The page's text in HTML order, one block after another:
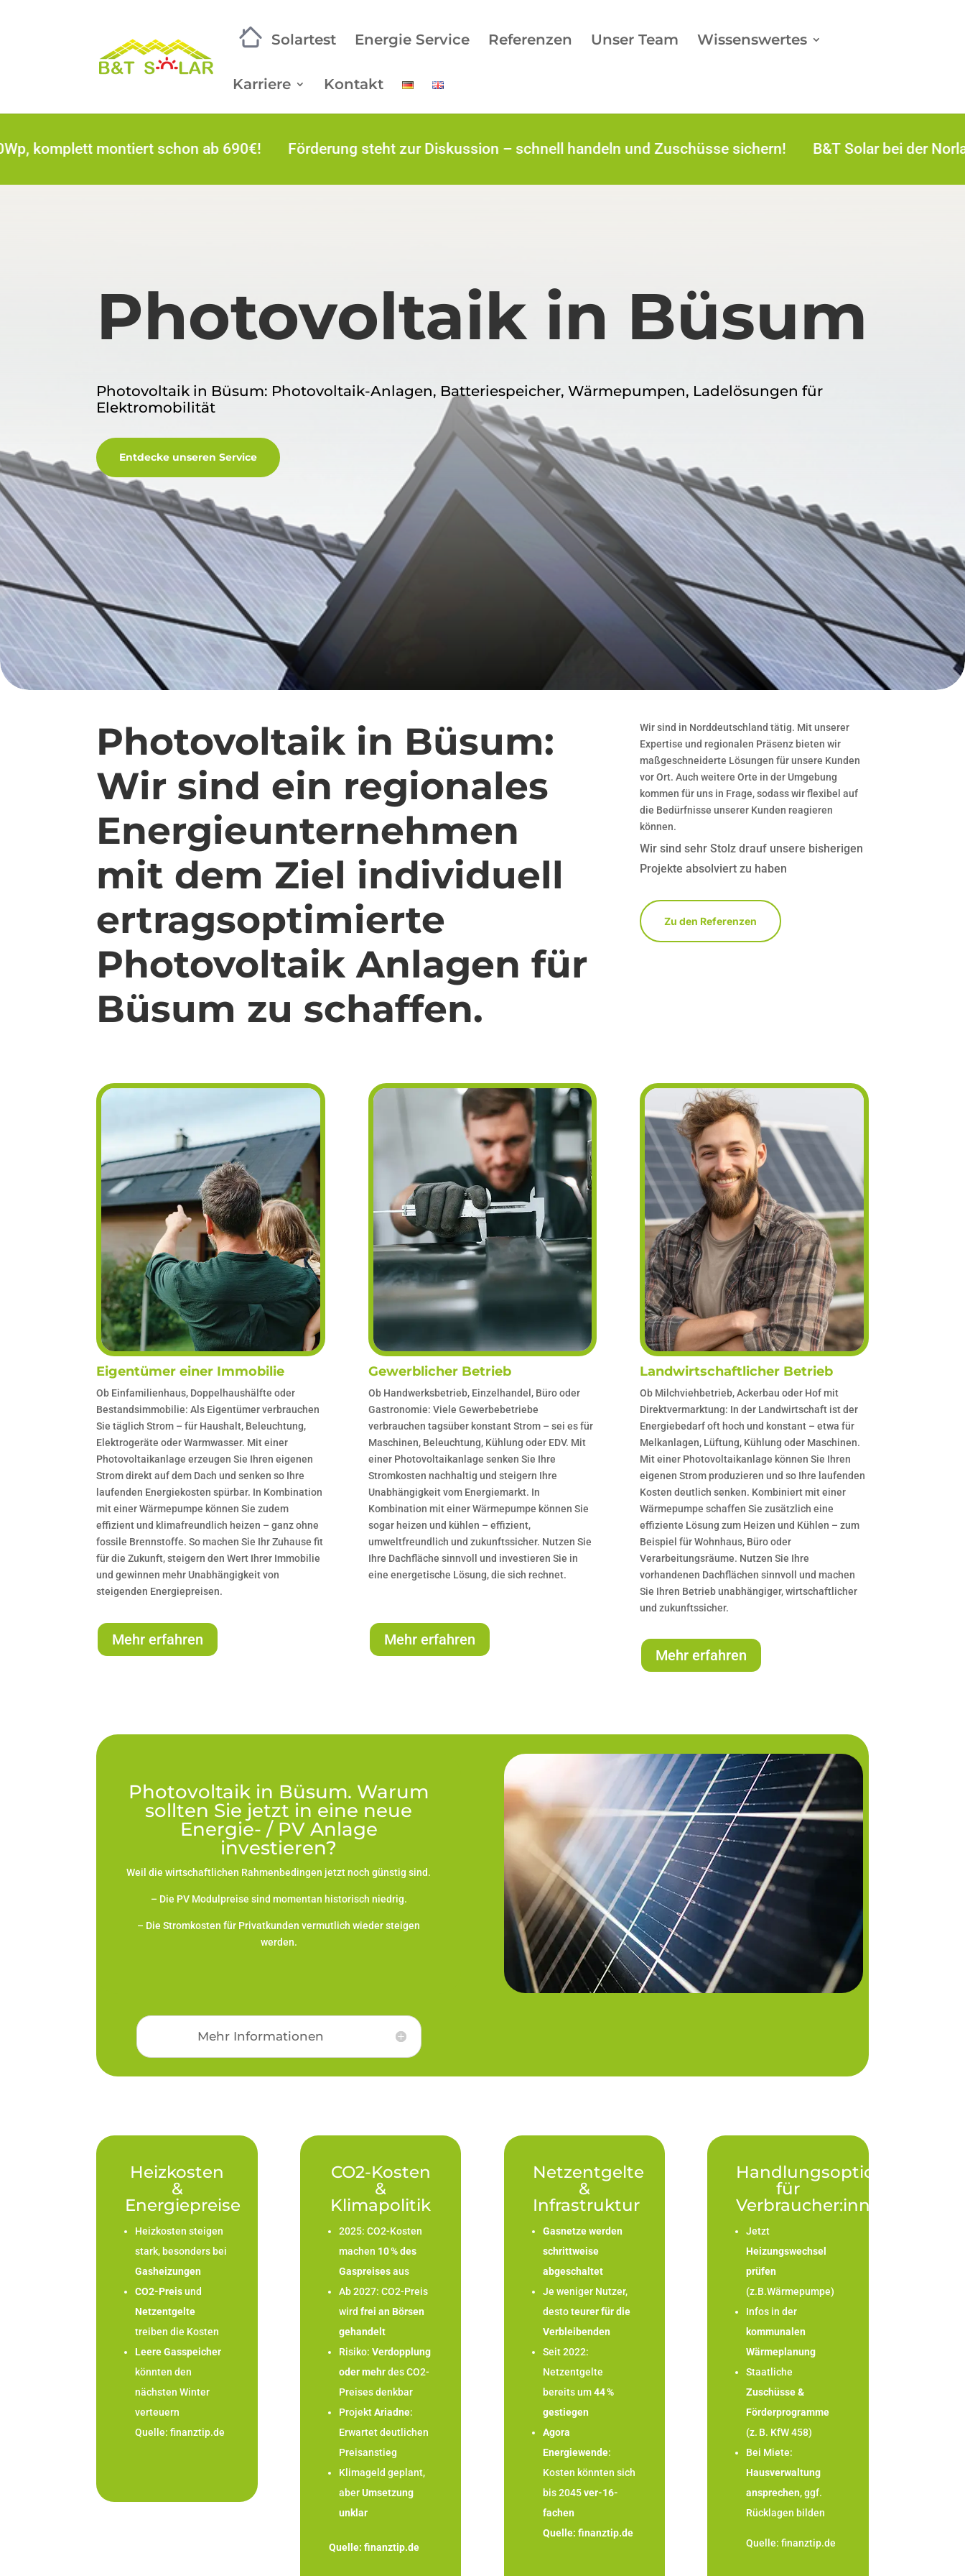
Solartest Energie Service Referenzen Unser Team Wissenswertes
Karriere Kontakt
montiert schon ab 690€! Förderung steht zur Diskussion – schnell handeln und Zuschüsse sichern! B&T Solar bei der Norla
Photovoltaik in Büsum
Photovoltaik in Büsum: Photovoltaik-Anlagen, Batteriespeicher, Wärmepumpen, Ladelösungen für
Elektromobilität
Entdecke unseren Service
Photovoltaik in Büsum:
Wir sind ein regionales
Energieunternehmen
mit dem Ziel individuell
ertragsoptimierte
Photovoltaik Anlagen für
Büsum zu schaffen.
Wir sind in Norddeutschland tätig. Mit unserer
Expertise und regionalen Präsenz bieten wir
maßgeschneiderte Lösungen für unsere Kunden
vor Ort. Auch weitere Orte in der Umgebung
kommen für uns in Frage, sodass wir flexibel auf
die Bedürfnisse unserer Kunden reagieren
können.
Wir sind sehr Stolz drauf unsere bisherigen
Projekte absolviert zu haben
Zu den Referenzen
Eigentümer einer Immobilie
Ob Einfamilienhaus, Doppelhaushälfte oder
Bestandsimmobilie: Als Eigentümer verbrauchen
Sie täglich Strom – für Haushalt, Beleuchtung,
Elektrogeräte oder Warmwasser. Mit einer
Photovoltaikanlage erzeugen Sie Ihren eigenen
Strom direkt auf dem Dach und senken so Ihre
laufenden Energiekosten spürbar. In Kombination
mit einer Wärmepumpe können Sie zudem
effizient und klimafreundlich heizen – ganz ohne
fossile Brennstoffe. So machen Sie Ihr Zuhause fit
für die Zukunft, steigern den Wert Ihrer Immobilie
und gewinnen mehr Unabhängigkeit von
steigenden Energiepreisen.
Mehr erfahren
Gewerblicher Betrieb
Ob Handwerksbetrieb, Einzelhandel, Büro oder
Gastronomie: Viele Gewerbebetriebe
verbrauchen tagsüber konstant Strom – sei es für
Maschinen, Beleuchtung, Kühlung oder EDV. Mit
einer Photovoltaikanlage senken Sie Ihre
Stromkosten nachhaltig und steigern Ihre
Unabhängigkeit vom Energiemarkt. In
Kombination mit einer Wärmepumpe können Sie
sogar heizen und kühlen – effizient,
umweltfreundlich und zukunftssicher. Nutzen Sie
Ihre Dachfläche sinnvoll und investieren Sie in
eine energetische Lösung, die sich rechnet.
Mehr erfahren
Landwirtschaftlicher Betrieb
Ob Milchviehbetrieb, Ackerbau oder Hof mit
Direktvermarktung: In der Landwirtschaft ist der
Energiebedarf oft hoch und konstant – etwa für
Melkanlagen, Lüftung, Kühlung oder Maschinen.
Mit einer Photovoltaikanlage können Sie Ihren
eigenen Strom produzieren und so Ihre laufenden
Kosten deutlich senken. Kombiniert mit einer
Wärmepumpe schaffen Sie zusätzlich eine
effiziente Lösung zum Heizen und Kühlen – zum
Beispiel für Wohnhaus, Büro oder
Verarbeitungsräume. Nutzen Sie Ihre
vorhandenen Dachflächen sinnvoll und machen
Sie Ihren Betrieb unabhängiger, wirtschaftlicher
und zukunftssicher.
Mehr erfahren
Photovoltaik in Büsum. Warum
sollten Sie jetzt in eine neue
Energie- / PV Anlage
investieren?
Weil die wirtschaftlichen Rahmenbedingen jetzt noch günstig sind.
– Die PV Modulpreise sind momentan historisch niedrig.
– Die Stromkosten für Privatkunden vermutlich wieder steigen
werden.
Mehr Informationen
Heizkosten
&
Energiepreise
Heizkosten steigen
stark, besonders bei
Gasheizungen
CO2-Preisund
Netzentgelte
treiben die Kosten
Leere Gasspeicher
könnten den
nächsten Winter
verteuern
Quelle:finanztip.de
CO2-Kosten
&
Klimapolitik
2025: CO2-Kosten
machen 10 % des
Gaspreisesaus
Ab 2027: CO2-Preis
wird frei an Börsen
gehandelt
Risiko: Verdopplung
oder mehrdes CO2-
Preises denkbar
ProjektAriadne:
Erwartet deutlichen
Preisanstieg
Klimageld geplant,
aberUmsetzung
unklar
Quelle: finanztip.de
Netzentgelte
&
Infrastruktur
Gasnetze werden
schrittweise
abgeschaltet
Je weniger Nutzer,
destoteurer für die
Verbleibenden
Seit 2022:
Netzentgelte
bereits um44 %
gestiegen
Agora
Energiewende:
Kosten könnten sich
bis 2045ver-16-
fachen
Quelle: finanztip.de
Handlungsoptionen
für
Verbraucher:innen
Jetzt
Heizungswechsel
prüfen
(z.B.Wärmepumpe)
Infos in der
kommunalen
Wärmeplanung
Staatliche
Zuschüsse &
Förderprogramme
(z. B. KfW 458)
Bei Miete:
Hausverwaltung
ansprechen, ggf.
Rücklagen bilden
Quelle:finanztip.de